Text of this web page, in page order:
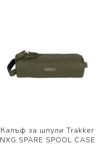
Калъф за шпули Trakker
NXG SPARE SPOOL CASE